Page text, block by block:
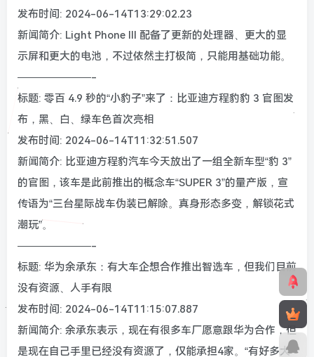
发布时间: 2024-06-14T13:29:02.23
新闻简介: Light Phone III 配备了更新的处理器、更大的显
示屏和更大的电池，不过依然主打极简，只能用基础功能。
———————-
标题: 零百 4.9 秒的“小豹子”来了：比亚迪方程豹豹 3 官图发
布，黑、白、绿车色首次亮相
发布时间: 2024-06-14T11:32:51.507
新闻简介: 比亚迪方程豹汽车今天放出了一组全新车型“豹 3”
的官图，该车是此前推出的概念车“SUPER 3”的量产版，宣
传语为“三台星际战车伪装已解除。真身形态多变，解锁花式
潮玩”。
———————-
标题: 华为余承东：有大车企想合作推出智选车，但我们目前
没有资源、人手有限
发布时间: 2024-06-14T11:15:07.887
新闻简介: 余承东表示，现在有很多车厂愿意跟华为合作，但
是现在自己手里已经没有资源了，仅能承担4家。“有好多大